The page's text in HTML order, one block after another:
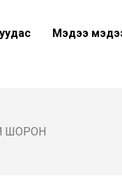
Мэдээ
ШОРОН